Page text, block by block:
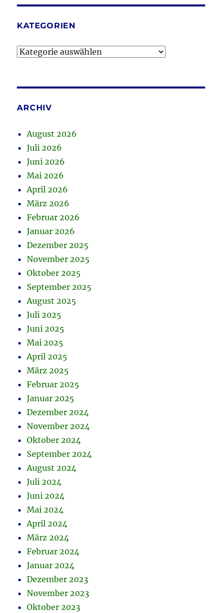
KATEGORIEN
Kategorien
ARCHIV
August 2026
Juli 2026
Juni 2026
Mai 2026
April 2026
März 2026
Februar 2026
Januar 2026
Dezember 2025
November 2025
Oktober 2025
September 2025
August 2025
Juli 2025
Juni 2025
Mai 2025
April 2025
März 2025
Februar 2025
Januar 2025
Dezember 2024
November 2024
Oktober 2024
September 2024
August 2024
Juli 2024
Juni 2024
Mai 2024
April 2024
März 2024
Februar 2024
Januar 2024
Dezember 2023
November 2023
Oktober 2023